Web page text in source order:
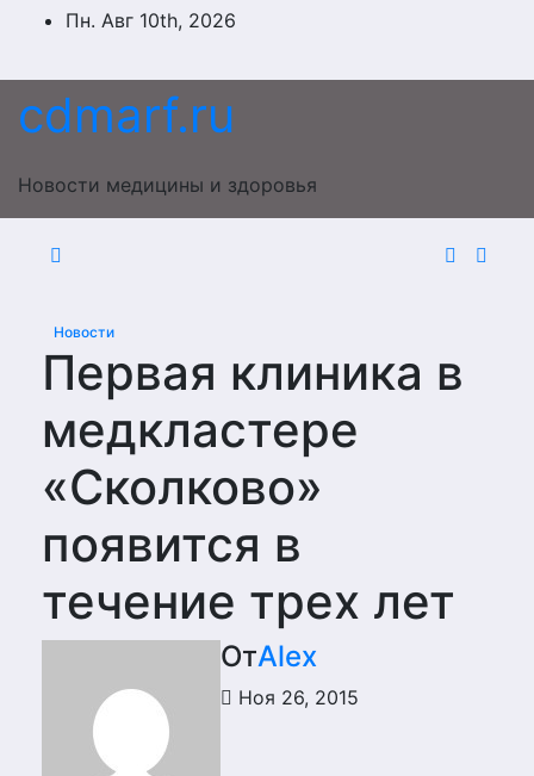
ПерейтиПн. Авг 10th, 2026
cdmarf.ru
Новости медицины и здоровья
Новости
Первая клиника в
медкластере
«Сколково»
появится в
течение трех лет
ОтAlex
Ноя 26, 2015